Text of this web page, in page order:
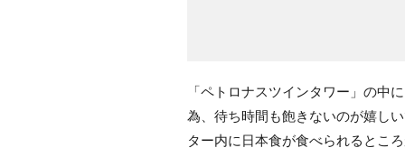
「ペトロナスツインタワー」の中
為、待ち時間も飽きないのが嬉し
ター内に日本食が食べられるとこ